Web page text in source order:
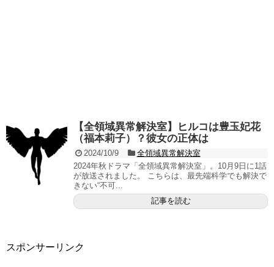
【全領域異常解決室】ヒルコは豊玉妃花
（福本莉子）？彼女の正体は
2024/10/9
全領域異常解決室
2024年秋ドラマ「全領域異常解決室」。10月9日に1話
が放送されました。 こちらは、最先端科学でも解決で
きない“不可...
記事を読む
スポンサーリンク